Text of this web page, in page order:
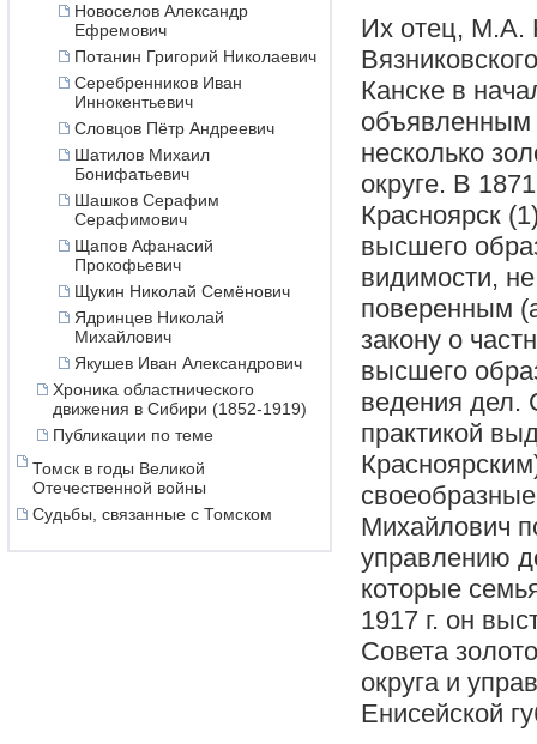
Новоселов Александр
Ефремович
Потанин Григорий Николаевич
Серебренников Иван
Иннокентьевич
Словцов Пётр Андреевич
Шатилов Михаил
Бонифатьевич
Шашков Серафим
Серафимович
Щапов Афанасий
Прокофьевич
Щукин Николай Семёнович
Ядринцев Николай
Михайлович
Якушев Иван Александрович
Хроника областнического
движения в Сибири (1852-1919)
Публикации по теме
Томск в годы Великой
Отечественной войны
Судьбы, связанные с Томском
Их отец, М.А.
Канске в
объявленным
несколько
округе. В
Красноярск
высшего
видимости,
поверенным
закону о
высшего
ведения дел.
практикой
Михайлович
управлению
которые
1917 г. он
Совета
округа и
Енисейской